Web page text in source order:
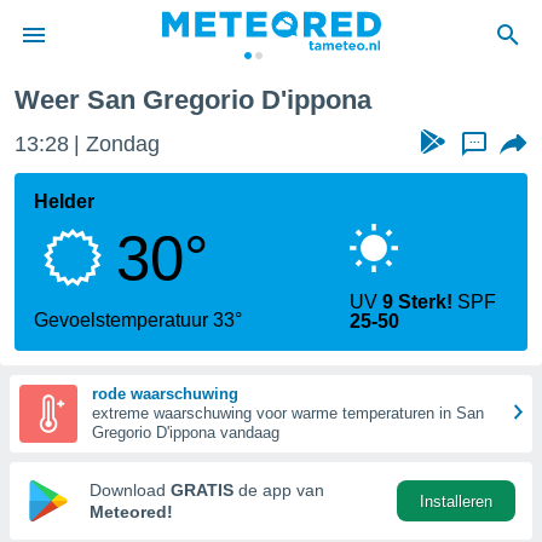
door
verstrekte
hoge
hebt de
voor
op basis
Weer San Gregorio D'ippona
13:28 Zondag ...
Helder
30°
Gevoelstemperatuur 33°
UV9 Sterk! SPF
25-50
rode waarschuwing
extreme waarschuwing voor warme temperaturen in San
Gregorio D'ippona vandaag
Download GRATIS de app van
Meteored!
Installeren